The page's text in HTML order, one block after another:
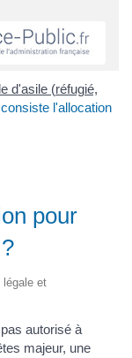
d'asile (réfugié,
l'allocation
pour
légale et
autorisé à
majeur, une